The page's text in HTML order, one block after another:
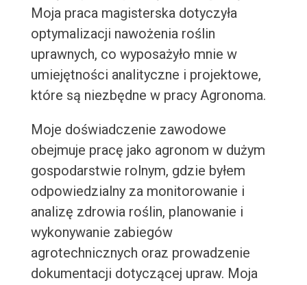
Moja praca magisterska dotyczyła
optymalizacji nawożenia roślin
uprawnych, co wyposażyło mnie w
umiejętności analityczne i projektowe,
które są niezbędne w pracy Agronoma.
Moje doświadczenie zawodowe
obejmuje pracę jako agronom w dużym
gospodarstwie rolnym, gdzie byłem
odpowiedzialny za monitorowanie i
analizę zdrowia roślin, planowanie i
wykonywanie zabiegów
agrotechnicznych oraz prowadzenie
dokumentacji dotyczącej upraw. Moja